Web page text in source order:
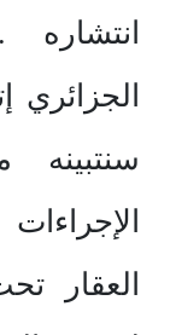
الجزائري
العقار